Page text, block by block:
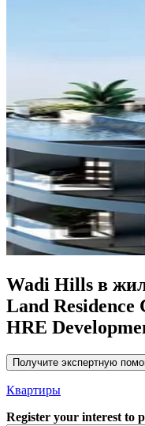
Wadi Hills в
Land Residence
HRE
Получите экспертную
Квартиры
Register your interest to